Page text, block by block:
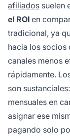
afiliados suelen
el ROI en
tradicional, ya
hacia los socios
canales menos
rápidamente.
son
mensuales en
asignar ese
pagando solo